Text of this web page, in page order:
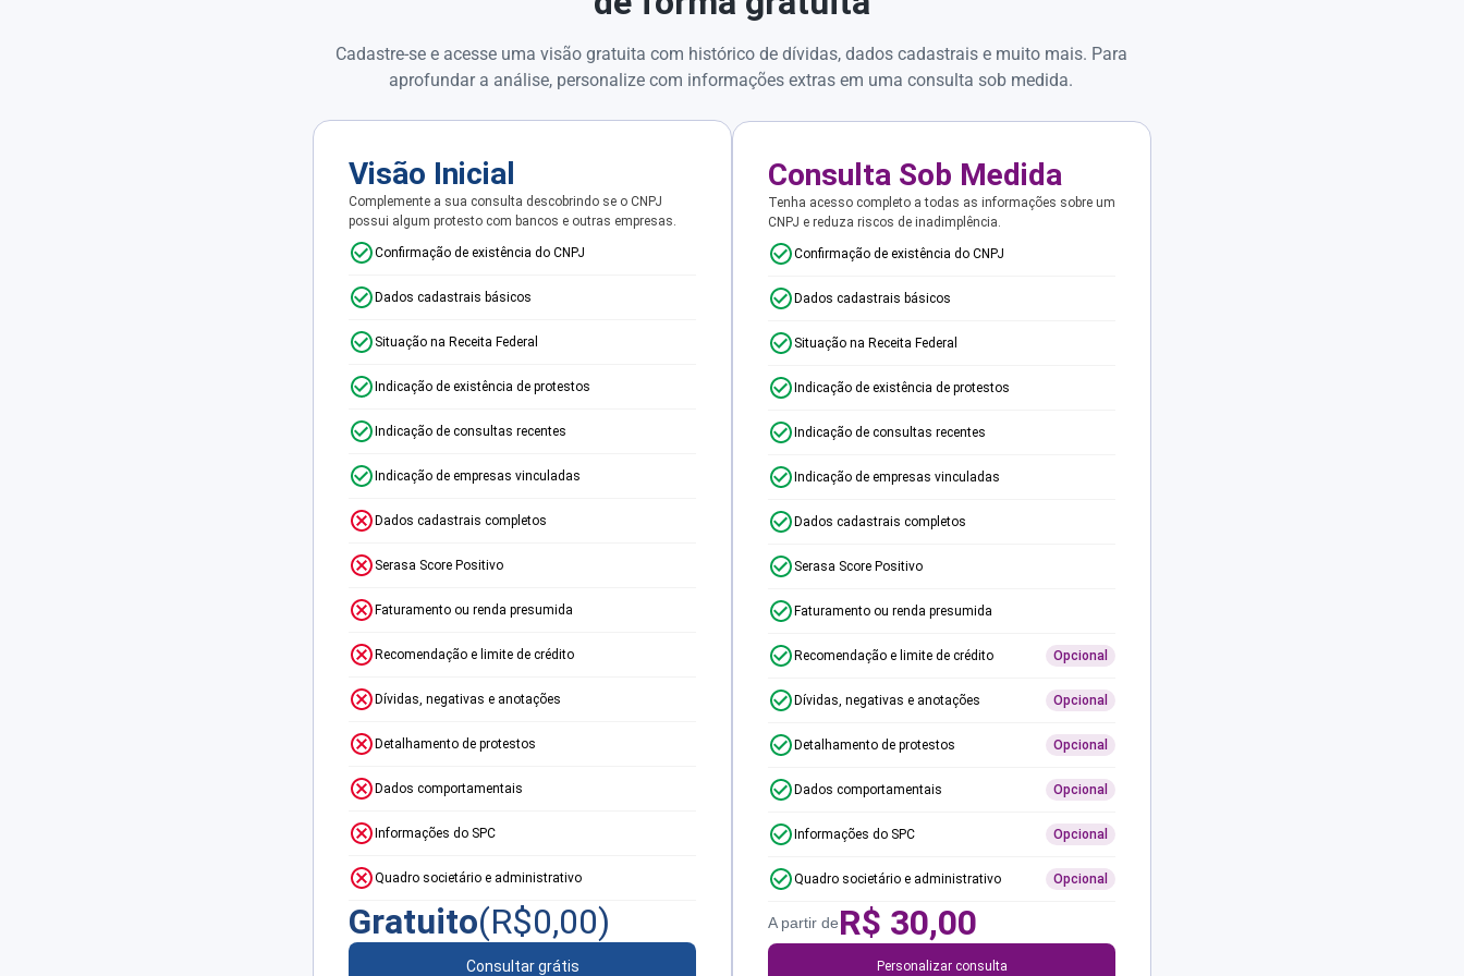
Cadastre-se e acesse uma visão gratuita com histórico de dívidas, dados cadastrais e muito mais. Para
aprofundar a análise, personalize com informações extras em uma consulta sob medida.
Visão Inicial
Complemente a sua consulta descobrindo se o CNPJ
possui algum protesto com bancos e outras empresas.
Confirmação de existência do CNPJ
Dados cadastrais básicos
Situação na Receita Federal
Indicação de existência de protestos
Indicação de consultas recentes
Indicação de empresas vinculadas
Dados cadastrais completos
Serasa Score Positivo
Faturamento ou renda presumida
Recomendação e limite de crédito
Dívidas, negativas e anotações
Detalhamento de protestos
Dados comportamentais
Informações do SPC
Quadro societário e administrativo
Gratuito(R$0,00)
Consultar grátis
Consulta Sob Medida
Tenha acesso completo a todas as informações sobre um
CNPJ e reduza riscos de inadimplência.
Confirmação de existência do CNPJ
Dados cadastrais básicos
Situação na Receita Federal
Indicação de existência de protestos
Indicação de consultas recentes
Indicação de empresas vinculadas
Dados cadastrais completos
Serasa Score Positivo
Faturamento ou renda presumida
Recomendação e limite de crédito Opcional
Dívidas, negativas e anotações Opcional
Detalhamento de protestos Opcional
Dados comportamentais Opcional
Informações do SPC Opcional
Quadro societário e administrativo Opcional
A partir deR$ 30,00
Personalizar consulta